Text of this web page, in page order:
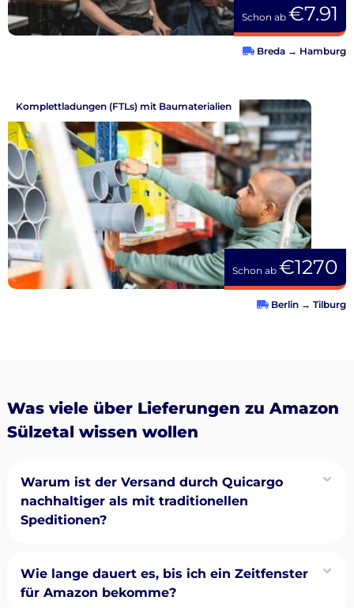
Schon ab €7.91
Breda → Hamburg
Schon ab €1270
Komplettladungen (FTLs) mit Baumaterialien
Berlin → Tilburg
Was viele über Lieferungen zu Amazon
Sülzetal wissen wollen
Warum ist der Versand durch Quicargo
nachhaltiger als mit traditionellen
Speditionen?
Wie lange dauert es, bis ich ein Zeitfenster
für Amazon bekomme?